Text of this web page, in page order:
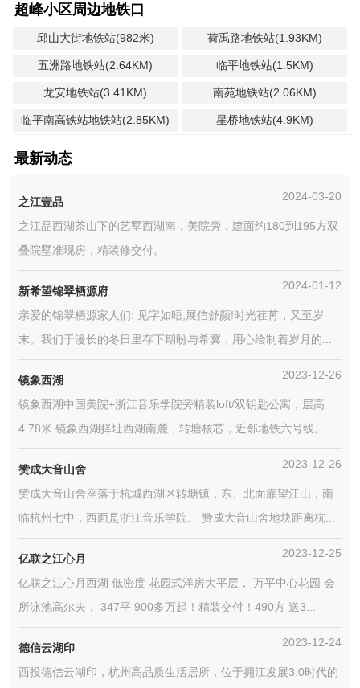
超峰小区周边地铁口
邱山大街地铁站(982米) 荷禹路地铁站(1.93KM)
五洲路地铁站(2.64KM) 临平地铁站(1.5KM)
龙安地铁站(3.41KM) 南苑地铁站(2.06KM)
临平南高铁站地铁站(2.85KM) 星桥地铁站(4.9KM)
最新动态
之江壹品 2024-03-20
之江品西湖茶山下的艺墅西湖南，美院旁，建面约180到195方双
叠院墅准现房，精装修交付。
新希望锦翠栖源府 2024-01-12
亲爱的锦翠栖源家人们: 见字如晤,展信舒颜!时光荏苒，又至岁
末。我们于漫长的冬日里存下期盼与希冀，用心绘制着岁月的...
镜象西湖 2023-12-26
镜象西湖中国美院+浙江音乐学院旁精装loft/双钥匙公寓，层高
4.78米 镜象西湖择址西湖南麓，转塘核芯，近邻地铁六号线。...
赞成大音山舍 2023-12-26
赞成大音山舍座落于杭城西湖区转塘镇，东、北面靠望江山，南
临杭州七中，西面是浙江音乐学院。 赞成大音山舍地块距离杭...
亿联之江心月 2023-12-25
亿联之江心月西湖 低密度 花园式洋房大平层， 万平中心花园 会
所泳池高尔夫， 347平 900多万起！精装交付！490方 送3...
德信云湖印 2023-12-24
西投德信云湖印，杭州高品质生活居所，位于拥江发展3.0时代的